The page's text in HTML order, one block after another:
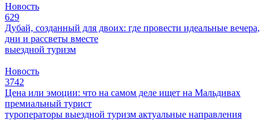
Новость
629
Дубай, созданный для двоих: где провести идеальные вечера,
дни и рассветы вместе
выездной туризм
Новость
3742
Цена или эмоции: что на самом деле ищет на Мальдивах
премиальный турист
туроператоры выездной туризм актуальные направления